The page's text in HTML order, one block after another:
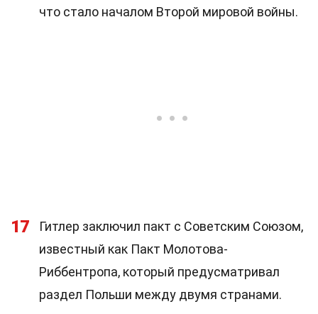
что стало началом Второй мировой войны.
17
Гитлер заключил пакт с Советским Союзом,
известный как Пакт Молотова-
Риббентропа, который предусматривал
раздел Польши между двумя странами.